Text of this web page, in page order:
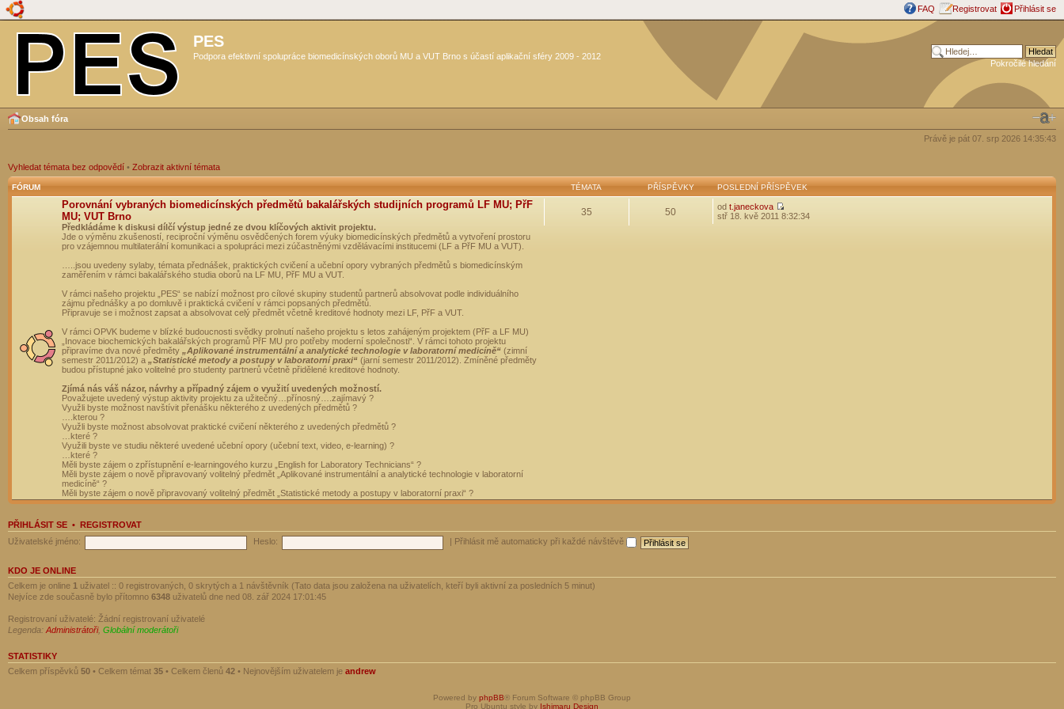
FAQ Registrovat Přihlásit se
PES
Podpora efektivní spolupráce biomedicínských oborů MU a VUT Brno s účastí aplikační sféry 2009 - 2012
Pokročilé hledání
Obsah fóra
Právě je pát 07. srp 2026 14:35:43
Vyhledat témata bez odpovědí • Zobrazit aktivní témata
FÓRUM TÉMATA PŘÍSPĚVKY POSLEDNÍ PŘÍSPĚVEK
Porovnání vybraných biomedicínských předmětů bakalářských studijních programů LF MU; PřF
MU; VUT Brno
Předkládáme k diskusi dílčí výstup jedné ze dvou klíčových aktivit projektu.
Jde o výměnu zkušeností, reciproční výměnu osvědčených forem výuky biomedicínských předmětů a vytvoření prostoru
pro vzájemnou multilaterální komunikaci a spolupráci mezi zúčastněnými vzdělávacími institucemi (LF a PřF MU a VUT).
…..jsou uvedeny sylaby, témata přednášek, praktických cvičení a učební opory vybraných předmětů s biomedicínským
zaměřením v rámci bakalářského studia oborů na LF MU, PřF MU a VUT.
V rámci našeho projektu „PES“ se nabízí možnost pro cílové skupiny studentů partnerů absolvovat podle individuálního
zájmu přednášky a po domluvě i praktická cvičení v rámci popsaných předmětů.
Připravuje se i možnost zapsat a absolvovat celý předmět včetně kreditové hodnoty mezi LF, PřF a VUT.
V rámci OPVK budeme v blízké budoucnosti svědky prolnutí našeho projektu s letos zahájeným projektem (PřF a LF MU)
„Inovace biochemických bakalářských programů PřF MU pro potřeby moderní společnosti“. V rámci tohoto projektu
připravíme dva nové předměty „Aplikované instrumentální a analytické technologie v laboratorní medicíně“ (zimní
semestr 2011/2012) a „Statistické metody a postupy v laboratorní praxi“ (jarní semestr 2011/2012). Zmíněné předměty
budou přístupné jako volitelné pro studenty partnerů včetně přidělené kreditové hodnoty.
Zjímá nás váš názor, návrhy a případný zájem o využití uvedených možností.
Považujete uvedený výstup aktivity projektu za užitečný…přínosný….zajímavý ?
Využli byste možnost navštívit přenášku některého z uvedených předmětů ?
….kterou ?
Využli byste možnost absolvovat praktické cvičení některého z uvedených předmětů ?
…které ?
Využili byste ve studiu některé uvedené učební opory (učební text, video, e-learning) ?
…které ?
Měli byste zájem o zpřístupnění e-learningového kurzu „English for Laboratory Technicians“ ?
Měli byste zájem o nově připravovaný volitelný předmět „Aplikované instrumentální a analytické technologie v laboratorní
medicíně“ ?
Měli byste zájem o nově připravovaný volitelný předmět „Statistické metody a postupy v laboratorní praxi“ ?
35 50 od t.janeckova
stř 18. kvě 2011 8:32:34
PŘIHLÁSIT SE • REGISTROVAT
Uživatelské jméno:
Heslo: Přihlásit mě automaticky při každé návštěvě
KDO JE ONLINE
Celkem je online 1 uživatel :: 0 registrovaných, 0 skrytých a 1 návštěvník (Tato data jsou založena na uživatelích, kteří byli aktivní za posledních 5 minut)
Nejvíce zde současně bylo přítomno 6348 uživatelů dne ned 08. zář 2024 17:01:45
Registrovaní uživatelé: Žádní registrovaní uživatelé
Legenda: Administrátoři, Globální moderátoři
STATISTIKY
Celkem příspěvků 50 • Celkem témat 35 • Celkem členů 42 • Nejnovějším uživatelem je andrew
Powered by phpBB® Forum Software © phpBB Group
Pro Ubuntu style by Ishimaru Design